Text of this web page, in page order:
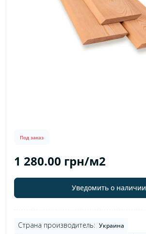
Под заказ
1 280.00 грн/м2
Уведомить о наличии
Страна производитель: Украина